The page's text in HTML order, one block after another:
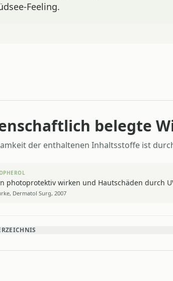
Feeling.
belegte
der enthaltenen Inhaltsstoffe ist
photoprotektiv wirken und Hautschäden durch
Dermatol Surg, 2007